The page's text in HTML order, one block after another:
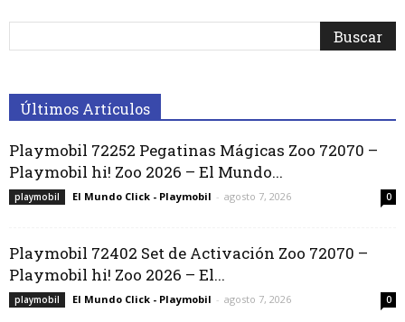
Últimos Artículos
Playmobil 72252 Pegatinas Mágicas Zoo 72070 –
Playmobil hi! Zoo 2026 – El Mundo...
playmobil El Mundo Click - Playmobil - agosto 7, 2026 0
Playmobil 72402 Set de Activación Zoo 72070 –
Playmobil hi! Zoo 2026 – El...
playmobil El Mundo Click - Playmobil - agosto 7, 2026 0